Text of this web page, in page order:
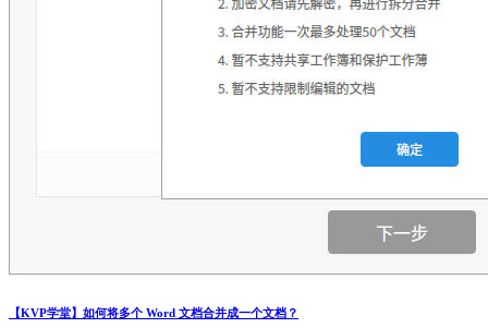
【KVP学堂】如何将多个 Word 文档合并成一个文档？